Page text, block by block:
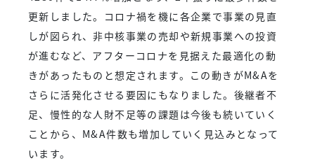
更新しました。コロナ禍を機に各企業で事業の見直
しが図られ、非中核事業の売却や新規事業への投資
が進むなど、アフターコロナを見据えた最適化の動
きがあったものと想定されます。この動きがM&Aを
さらに活発化させる要因にもなりました。後継者不
足、慢性的な人財不足等の課題は今後も続いていく
ことから、M&A件数も増加していく見込みとなって
います。